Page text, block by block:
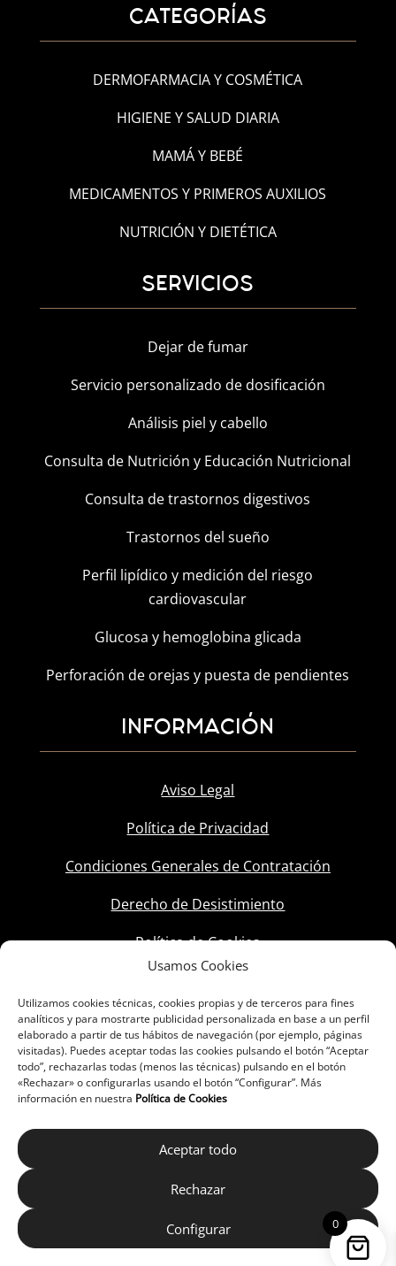
Usamos Cookies
Utilizamos cookies técnicas, cookies propias y de terceros para fines
analíticos y para mostrarte publicidad personalizada en base a un perfil
elaborado a partir de tus hábitos de navegación (por ejemplo, páginas
visitadas). Puedes aceptar todas las cookies pulsando el botón “Aceptar
todo”, rechazarlas todas (menos las técnicas) pulsando en el botón
«Rechazar» o configurarlas usando el botón “Configurar”. Más
información en nuestra Política de Cookies
Aceptar todo
Rechazar
Configurar
CATEGORÍAS
DERMOFARMACIA Y COSMÉTICA
HIGIENE Y SALUD DIARIA
MAMÁ Y BEBÉ
MEDICAMENTOS Y PRIMEROS AUXILIOS
NUTRICIÓN Y DIETÉTICA
SERVICIOS
Dejar de fumar
Servicio personalizado de dosificación
Análisis piel y cabello
Consulta de Nutrición y Educación Nutricional
Consulta de trastornos digestivos
Trastornos del sueño
Perfil lipídico y medición del riesgo
cardiovascular
Glucosa y hemoglobina glicada
Perforación de orejas y puesta de pendientes
INFORMACIÓN
Aviso Legal
Política de Privacidad
Condiciones Generales de Contratación
Derecho de Desistimiento
Política de Cookies
0